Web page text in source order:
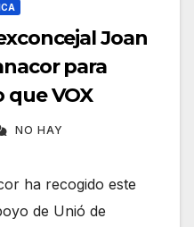
Joan
para
VOX
NO HAY
ha recogido este
de Unió de